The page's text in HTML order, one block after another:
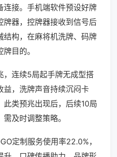
连接。手机端软件预设好牌
牌器，控牌器接收到信号后
结构，在麻将机洗牌、码牌
目的。
，连续5局起手牌无成型搭
益，洗牌声音持续沉闷卡
类预兆出现后，后续10局
及时调整策略。
定制服务使用率22.0%，